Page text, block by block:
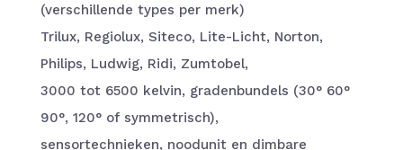
(verschillende types per merk)
Trilux, Regiolux, Siteco, Lite-Licht, Norton,
Philips, Ludwig, Ridi, Zumtobel,
3000 tot 6500 kelvin, gradenbundels (30° 60°
90°, 120° of symmetrisch),
sensortechnieken, noodunit en dimbare